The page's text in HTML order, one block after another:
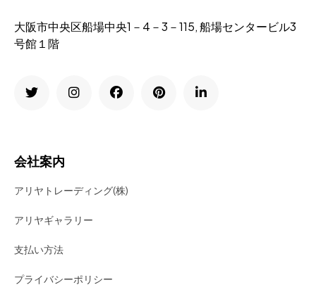
大阪市中央区船場中央1－4－3－115, 船場センタービル3
号館１階
会社案内
アリヤトレーディング(株)
アリヤギャラリー
支払い方法
プライバシーポリシー